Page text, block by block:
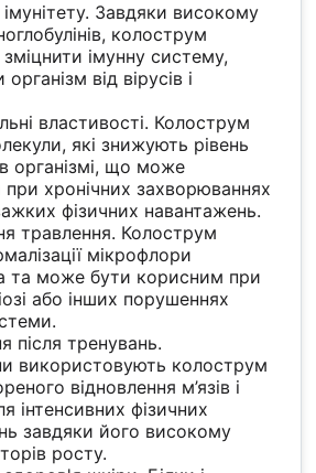
Завдяки високому
колострум
імунну систему,
від вірусів і
властивості. Колострум
які знижують рівень
організмі, що може
хронічних захворюваннях
фізичних навантажень.
травлення. Колострум
мікрофлори
та може бути корисним при
або інших порушеннях
після тренувань.
використовують колострум
відновлення м’язів і
інтенсивних фізичних
завдяки його високому
росту.